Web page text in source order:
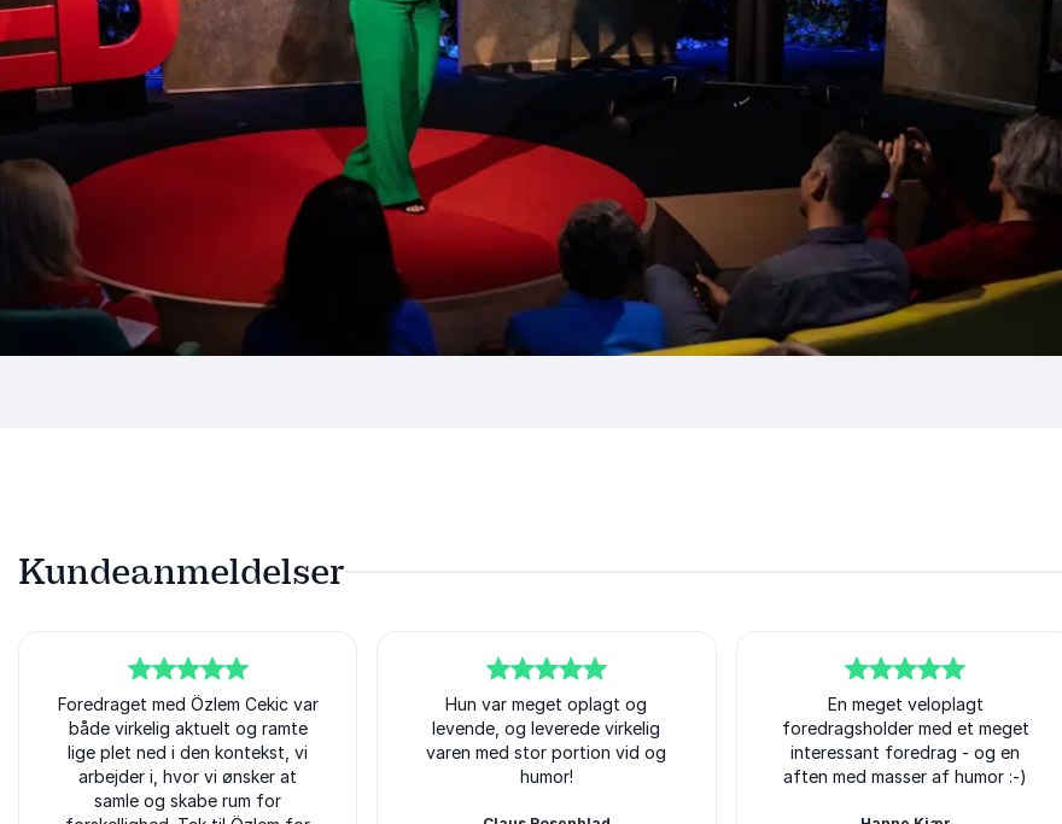
Kundeanmeldelser
5ud af5
Foredraget med Özlem Cekic var
både virkelig aktuelt og ramte
lige plet ned i den kontekst, vi
arbejder i, hvor vi ønsker at
samle og skabe rum for
ud af5
Hun var meget oplagt og
levende, og leverede virkelig
varen med stor portion vid og
humor!
ud af5
En meget veloplagt
foredragsholder med et meget
interessant foredrag - og en
aften med masser af humor :-)